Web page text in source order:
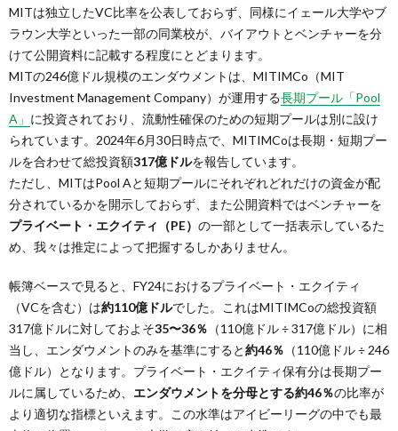
MITは独立したVC比率を公表しておらず、同様にイェール大学やブ
ラウン大学といった一部の同業校が、バイアウトとベンチャーを分
けて公開資料に記載する程度にとどまります。
MITの246億ドル規模のエンダウメントは、MITIMCo（MIT
Investment Management Company）が運用する長期プール「Pool
A」 に投資されており、流動性確保のための短期プールは別に設け
られています。2024年6月30日時点で、MITIMCoは長期・短期プー
ルを合わせて総投資額317億ドルを報告しています。
ただし、MITはPool Aと短期プールにそれぞれどれだけの資金が配
分されているかを開示しておらず、また公開資料ではベンチャーを
プライベート・エクイティ（PE） の一部として一括表示しているた
め、我々は推定によって把握するしかありません。
帳簿ベースで見ると、FY24におけるプライベート・エクイティ
（VCを含む）は約110億ドルでした。これはMITIMCoの総投資額
317億ドルに対しておよそ35〜36％ （110億ドル ÷ 317億ドル）に相
当し、エンダウメントのみを基準にすると約46％ （110億ドル ÷ 246
億ドル）となります。プライベート・エクイティ保有分は長期プー
ルに属しているため、 エンダウメントを分母とする約46％の比率が
より適切な指標といえます。この水準はアイビーリーグの中でも最